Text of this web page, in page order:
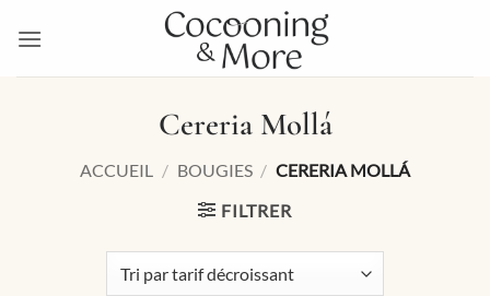
Cereria Mollá
ACCUEIL / BOUGIES / CERERIA MOLLÁ
FILTRER